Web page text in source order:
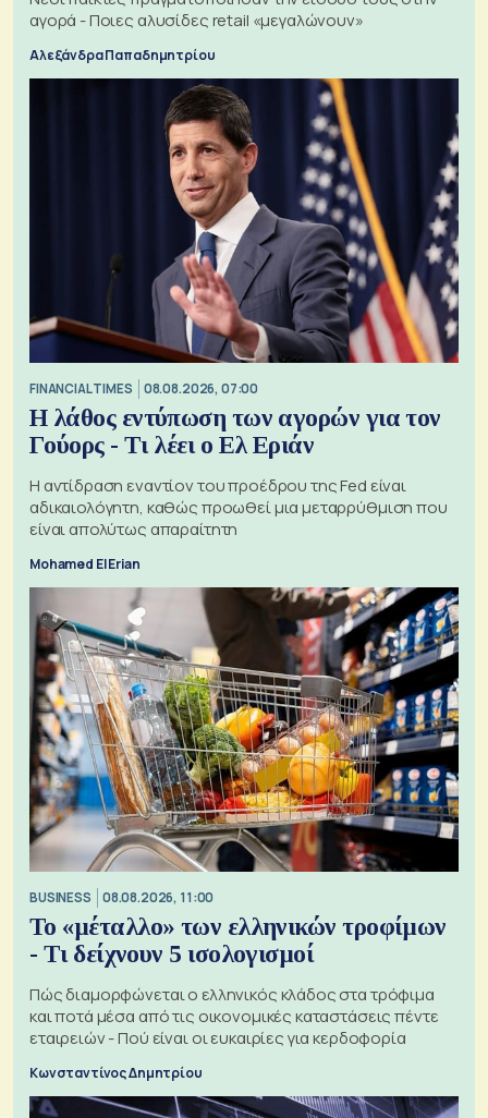
αγορά - Ποιες αλυσίδες retail «μεγαλώνουν»
Αλεξάνδρα Παπαδημητρίου
FINANCIAL TIMES 08.08.2026, 07:00
Η λάθος εντύπωση των αγορών για τον
Γούορς - Τι λέει ο Ελ Εριάν
Η αντίδραση εναντίον του προέδρου της Fed είναι
αδικαιολόγητη, καθώς προωθεί μια μεταρρύθμιση που
είναι απολύτως απαραίτητη
Mohamed El Erian
BUSINESS 08.08.2026, 11:00
Το «μέταλλο» των ελληνικών τροφίμων
- Τι δείχνουν 5 ισολογισμοί
Πώς διαμορφώνεται ο ελληνικός κλάδος στα τρόφιμα
και ποτά μέσα από τις οικονομικές καταστάσεις πέντε
εταιρειών - Πού είναι οι ευκαιρίες για κερδοφορία
Κωνσταντίνος Δημητρίου